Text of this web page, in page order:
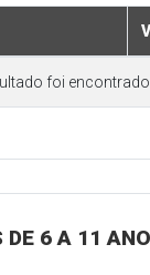
foi encontrado.
DE 6 A 11